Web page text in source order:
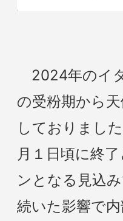
2024年のイ
の受粉期から
しておりまし
月１日頃に終
ンとなる見込
続いた影響で